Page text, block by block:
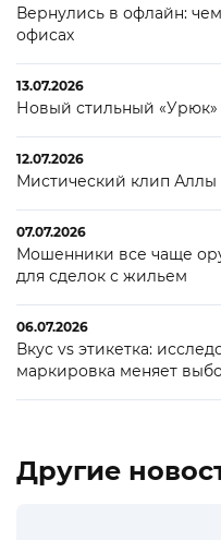
Вернулись в офлайн:
офисах
13.07.2026
Новый стильный
12.07.2026
Мистический клип Аллы
07.07.2026
Мошенники все чаще
для сделок с жильем
06.07.2026
Вкус vs этикетка:
маркировка меняет
Другие